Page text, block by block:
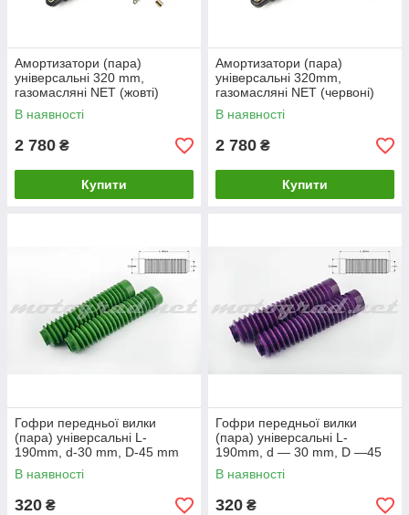
Амортизатори (пара)
універсальні 320 mm,
газомасляні NET (жовті)
Antian0002)
В наявності
2 780 ₴
Купити
Амортизатори (пара)
універсальні 320mm,
газомасляні NET (червоні)
Antisk002)
В наявності
2 780 ₴
Купити
Гофри передньої вилки
(пара) універсальні L-
190mm, d-30 mm, D-45 mm
(зелені) MZK
В наявності
320 ₴
Гофри передньої вилки
(пара) універсальні L-
190mm, d — 30 mm, D —45
mm (фіолетові) MZK
В наявності
320 ₴